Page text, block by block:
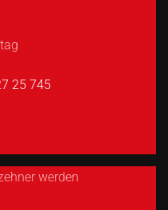
25 745